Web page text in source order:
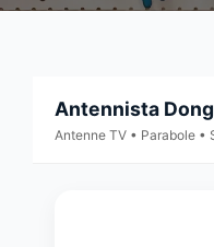
Antennista
Antenne TV • Parabole •